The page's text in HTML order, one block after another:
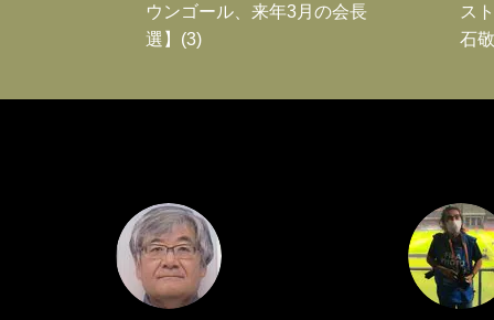
ウンゴール、来年3月の会長
選】(3)
ス
石